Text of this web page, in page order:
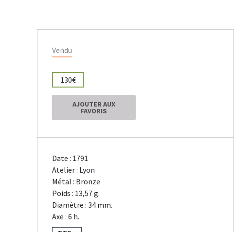
Vendu
130€
AJOUTER AUX
FAVORIS
Date : 1791
Atelier : Lyon
Métal : Bronze
Poids : 13,57 g.
Diamètre : 34 mm.
Axe : 6 h.